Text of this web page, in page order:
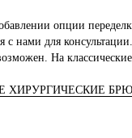
опции
с нами для
На